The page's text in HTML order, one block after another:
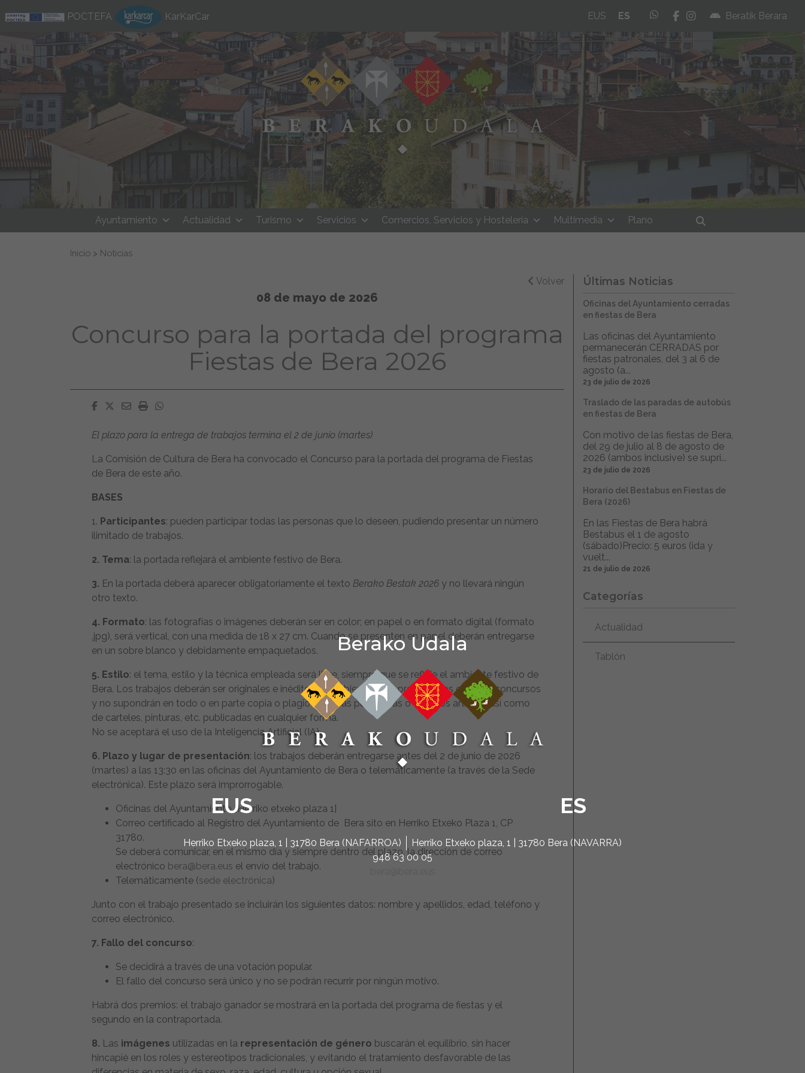
Berako Udala
EUS ES
Herriko Etxeko plaza, 1 | 31780 Bera (NAFARROA)
Herriko Etxeko plaza, 1 | 31780 Bera (NAVARRA)
948 63 00 05
POCTEFA
KarKarCar EUS ES whatsapp
facebook
instagram
Beratik Berara
Ayuntamiento Actualidad Turismo Servicios Comercios, Servicios y Hostelería Multimedia
Plano
Buscar
Buscar:
Inicio > Noticias
Volver
08 de mayo de 2026
Concurso para la portada del programa
Fiestas de Bera 2026
Facebook
Twitter
EmailImprimirWhatsapp
El plazo para la entrega de trabajos termina el 2 de junio (martes)
La Comisión de Cultura de Bera ha convocado el Concurso para la portada del programa de Fiestas
de Bera de este año.
BASES
1. Participantes: pueden participar todas las personas que lo deseen, pudiendo presentar un número
ilimitado de trabajos.
2. Tema: la portada reflejará el ambiente festivo de Bera.
3. En la portada deberá aparecer obligatoriamente el texto Berako Bestak 2026 y no llevará ningún
otro texto.
4. Formato: las fotografías o imágenes deberán ser en color; en papel o en formato digital (formato
.jpg), será vertical, con una medida de 18 x 27 cm. Cuando se presenten en papel deberán entregarse
en un sobre blanco y debidamente empaquetados.
5. Estilo: el tema, estilo y la técnica empleada será libre, siempre que se refleje el ambiente festivo de
Bera. Los trabajos deberán ser originales e inéditos, no habiendo sido presentados en otros concursos
y no supondrán en todo o en parte copia o plagio de obras publicadas o de otros artistas, así como
de carteles, pinturas, etc. publicadas en cualquier forma.
No se aceptará el uso de la Inteligencia Artificial (IA).
6. Plazo y lugar de presentación: los trabajos deberán entregarse antes del 2 de junio de 2026
(martes) a las 13:30 en las oficinas del Ayuntamiento de Bera o telemáticamente (a través de la Sede
electrónica). Este plazo será improrrogable.
Oficinas del Ayuntamiento [Herriko etxeko plaza 1]
Correo certificado al Registro del Ayuntamiento de Bera sito en Herriko Etxeko Plaza 1, CP
31780.
Se deberá comunicar, en el mismo día y siempre dentro del plazo, la dirección de correo
electrónico bera@bera.eus el envío del trabajo.
Telemáticamente (sede electrónica)
Junto con el trabajo presentado se incluirán los siguientes datos: nombre y apellidos, edad, teléfono y
correo electrónico.
7. Fallo del concurso:
Se decidirá a través de una votación popular.
El fallo del concurso será único y no se podrán recurrir por ningún motivo.
Habrá dos premios: el trabajo ganador se mostrará en la portada del programa de fiestas y el
segundo en la contraportada.
8. Las imágenes utilizadas en la representación de género buscarán el equilibrio, sin hacer
hincapié en los roles y estereotipos tradicionales, y evitando el tratamiento desfavorable de las
Últimas Noticias
Oficinas del Ayuntamiento cerradas
en fiestas de Bera
Las oficinas del Ayuntamiento
permanecerán CERRADAS por
fiestas patronales, del 3 al 6 de
agosto (a...
23 de julio de 2026
Traslado de las paradas de autobús
en fiestas de Bera
Con motivo de las fiestas de Bera,
del 29 de julio al 8 de agosto de
2026 (ambos inclusive) se supri...
23 de julio de 2026
Horario del Bestabus en Fiestas de
Bera (2026)
En las Fiestas de Bera habrá
Bestabus el 1 de agosto
(sábado)Precio: 5 euros (ida y
vuelt...
21 de julio de 2026
Categorías
Actualidad
Tablón